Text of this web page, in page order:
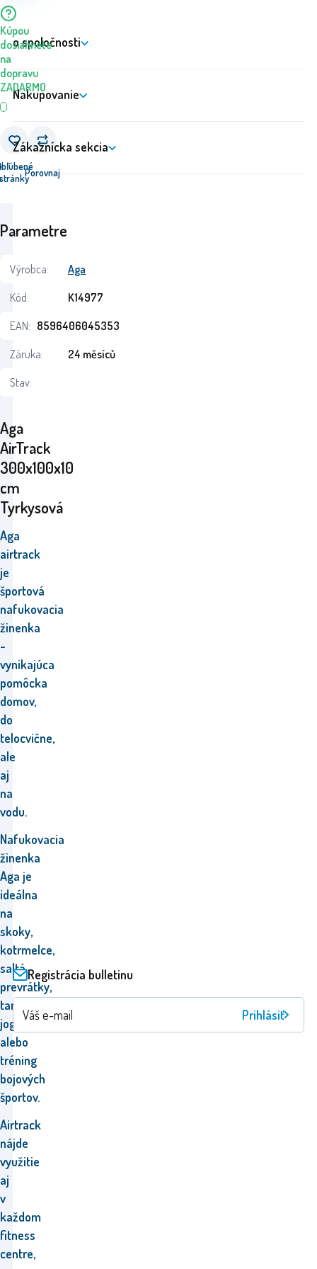
Kúpou
dosiahnete
na
dopravu
ZADARMO
stránkyPorovnaj
Aga
AirTrack
300x100x10
cm
Tyrkysová
Aga
airtrack
je
športová
nafukovacia
žinenka
-
vynikajúca
pomôcka
domov,
do
telocvične,
ale
aj
na
vodu.
Nafukovacia
žinenka
Aga je
ideálna
na
skoky,
kotrmelce,
saltá,
prevrátky,
tanec,
jogu
alebo
tréning
bojových
športov.
Airtrack
nájde
využitie
aj
v
každom
fitness
centre,
Parametre
Výrobca:
Aga
Kód:
K14977
EAN: 8596406045353
Záruka:
24 měsíců
Stav:
o spoločnosti
Nakupovanie
Zákaznícka sekcia
Registrácia bulletinu
Prihlásiť